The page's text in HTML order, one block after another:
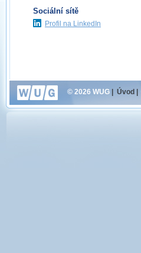
Sociální sítě
Profil na LinkedIn
© 2026 WUG Úvod